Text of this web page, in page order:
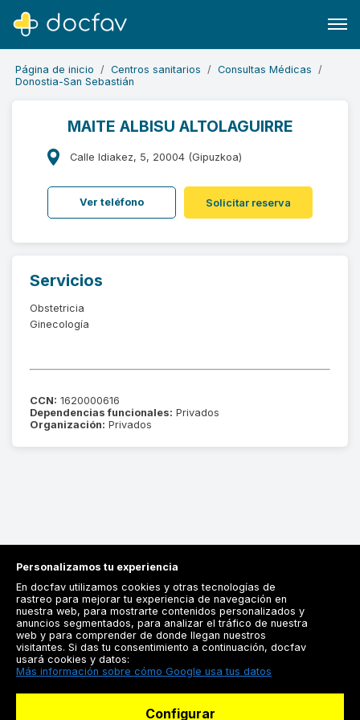
Página de inicio Centros sanitarios
Consultas Médicas
Donostia-San Sebastián
MAITE ALBISU ALTOLAGUIRRE
Calle Idiakez, 5, 20004 (Gipuzkoa)
Ver teléfono Solicitar reserva
Servicios
Obstetricia
Ginecología
CCN: 1620000616
Dependencias funcionales: Privados
Organización: Privados
Registrarse
Docfav
Personalizamos tu experiencia
En docfav utilizamos cookies y otras tecnologías de
rastreo para mejorar tu experiencia de navegación en
nuestra web, para mostrarte contenidos personalizados y
anuncios segmentados, para analizar el tráfico de nuestra
web y para comprender de donde llegan nuestros
visitantes. Si das tu consentimiento a continuación, docfav
usará cookies y datos:
Más información sobre cómo Google usa tus datos
Configurar